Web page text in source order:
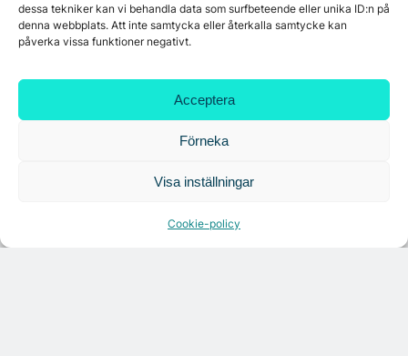
dessa tekniker kan vi behandla data som surfbeteende eller unika ID:n på
denna webbplats. Att inte samtycka eller återkalla samtycke kan
påverka vissa funktioner negativt.
Acceptera
Förneka
Visa inställningar
Cookie-policy
Croisette rådgivare vid fastighetsaffär